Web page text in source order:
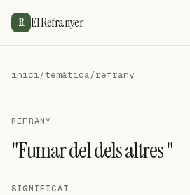
R El Refranyer
inici/temàtica/refrany
REFRANY
"Fumar del dels altres "
SIGNIFICAT